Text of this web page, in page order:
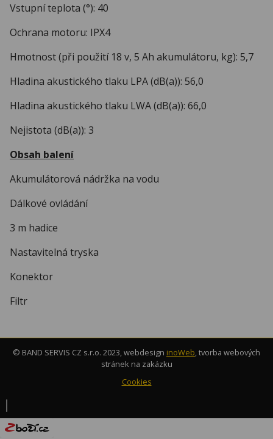
Vstupní teplota (°): 40
Ochrana motoru: IPX4
Hmotnost (při použití 18 v, 5 Ah akumulátoru, kg): 5,7
Hladina akustického tlaku LPA (dB(a)): 56,0
Hladina akustického tlaku LWA (dB(a)): 66,0
Nejistota (dB(a)): 3
Obsah balení
Akumulátorová nádržka na vodu
Dálkové ovládání
3 m hadice
Nastavitelná tryska
Konektor
Filtr
© BAND SERVIS CZ s.r.o. 2023, webdesign inoWeb, tvorba webových
stránek na zakázku
Cookies